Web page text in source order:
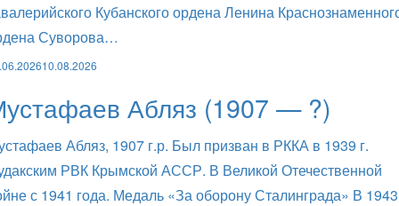
Кубанского ордена Ленина
Суворова…
10.08.2026
Абляз (1907 — ?)
Абляз, 1907 г.р. Был призван в РККА в 1939 г.
РВК Крымской АССР. В Великой Отечественной
с 1941 года. Медаль «За оборону Сталинграда» В 1943